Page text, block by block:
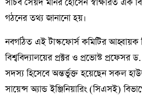
গঠনের তথ্য জানানো হয়।
নবগঠিত এই টাস্কফোর্স কমিটির আহ্বায়ক
বিশ্ববিদ্যালয়ের প্রক্টর ও প্রভোস্ট প্রফেসর
সদস্য হিসেবে অন্তর্ভুক্ত হয়েছেন সকল
সায়েন্স অ্যান্ড ইঞ্জিনিয়ারিং (সিএসই)